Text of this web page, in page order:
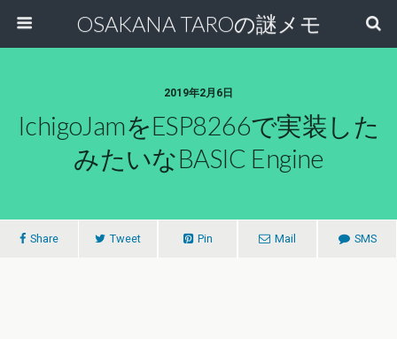
OSAKANA TAROの謎メモ
2019年2月6日
IchigoJamをESP8266で実装した
みたいなBASIC Engine
Share Tweet Pin Mail SMS